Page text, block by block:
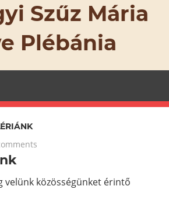
Szűz Mária
Plébánia
velünk közösségünket érintő